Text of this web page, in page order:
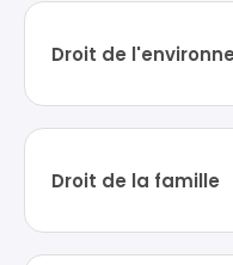
Droit de
Droit de la famille